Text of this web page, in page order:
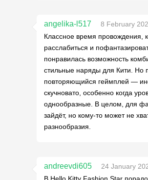
angelika-l517
8 February
Классное время провождения,
расслабиться и
понравилась возможность
стильные наряды для Кити. Но
повторяющийся геймплей —
скучновато, особенно когда
однообразные. В целом, для
зайдёт, но кому-то может не
разнообразия.
andreevdi605
24 January